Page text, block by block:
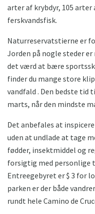
arter af krybdyr, 105
ferskvandsfisk.
Naturreservatstierne er
Jorden på nogle steder
det værd at bære
finder du mange store
vandfald . Den bedste tid
marts, når den mindste
Det anbefales at
uden at undlade at tage
fødder, insektmiddel og
forsigtig med personlige
Entreegebyret er $ 3 for
parken er der både
rundt hele Camino de